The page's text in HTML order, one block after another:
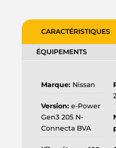
CARACTÉRISTIQUES
ÉQUIPEMENTS
Marque:Nissan
Version:e-Power
Gen3 205 N-
Connecta BVA